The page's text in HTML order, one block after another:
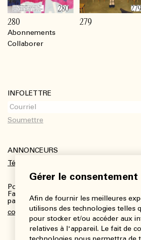
Gérer le consentement
Afin de fournir les meilleures
utilisons des technologies telles
pour stocker et/ou accéder aux
relatives à l'appareil. Le fait de
Abonnements
Collaborer
INFOLETTRE
ANNONCEURS
Télécharger le kit média
Pour plus de renseignements :
Fanny Charbonneau, Responsable des
partenariats et publicités
communications@viedesarts.com
280 279